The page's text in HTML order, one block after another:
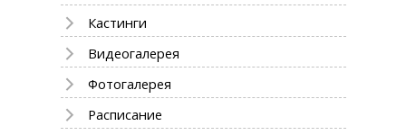
Кастинги
Видеогалерея
Фотогалерея
Расписание